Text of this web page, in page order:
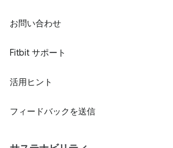
お問い合わせ
Fitbit サポート
活用ヒント
フィードバックを送信